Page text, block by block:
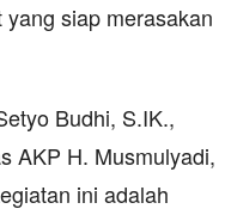
siap merasakan
Budhi, S.IK.,
AKP H. Musmulyadi,
ini adalah